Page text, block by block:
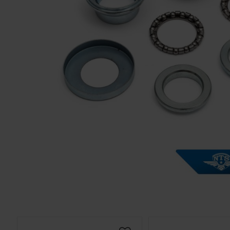
Montage/Arbetshandske
Hanvo PE304 1 par
ETH01m
20 KR
Solglasögon 5
solnr50-2